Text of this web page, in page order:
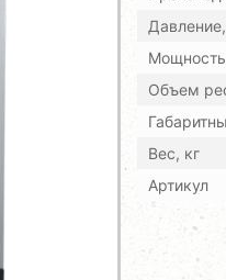
Объем
Вес, кг
Артикул